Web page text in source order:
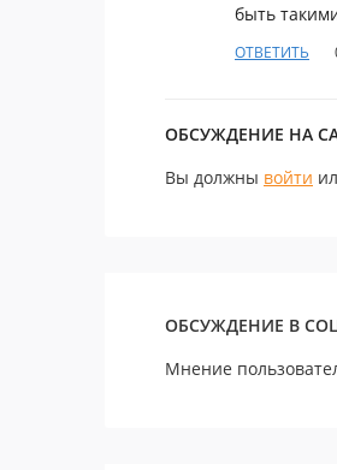
быть
ОТВЕТИТЬ
ОБСУЖДЕНИЕ НА
Вы должны войти
ОБСУЖДЕНИЕ В
Мнение